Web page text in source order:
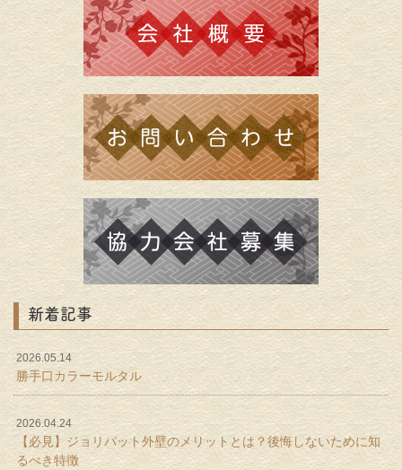
新着記事
2026.05.14
勝手口カラーモルタル
2026.04.24
【必見】ジョリパット外壁のメリットとは？後悔しないために知
るべき特徴